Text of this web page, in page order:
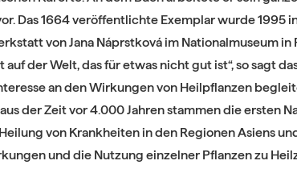
Das 1664 veröffentlichte Exemplar wurde 1995
von Jana Náprstková im Nationalmuseum in
auf der Welt, das für etwas nicht gut ist“, so sagt
an den Wirkungen von Heilpflanzen
der Zeit vor 4.000 Jahren stammen die ersten
von Krankheiten in den Regionen Asiens
und die Nutzung einzelner Pflanzen zu